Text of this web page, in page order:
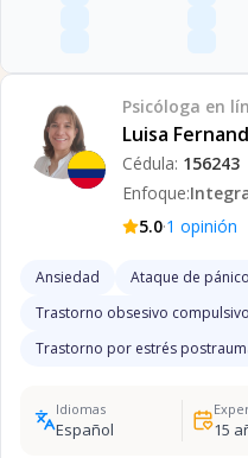
Psicóloga en
Luisa
Cédula: 156243
Enfoque:
5.0·1 opinión
Ansiedad Ataque de pánico
Trastorno obsesivo compulsivo
Trastorno por estrés
Idiomas
Español 15